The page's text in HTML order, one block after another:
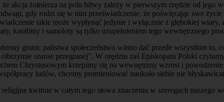
akcja żołnierza na polu bitwy zależy w pierwszym rzędzie od jego
gdy rodzi się w nim przeświadczenie, że poświęcając swe
takie może wypłynąć jedynie i wyłącznie z głębokiej
karabiny i samoloty są tylko uzupełnieniem tego wewnętrznego
granic państwa społeczeństwo winno dać przede wszystkim
szanse przegranej". W orędziu zaś Episkopatu Polski
Chrystusowym krzepimy się na wewnętrzny wzrost i
ludów, chcemy promieniować naokoło siebie nie
kwitnie w całym tego słowa znaczeniu w szeregach naszego